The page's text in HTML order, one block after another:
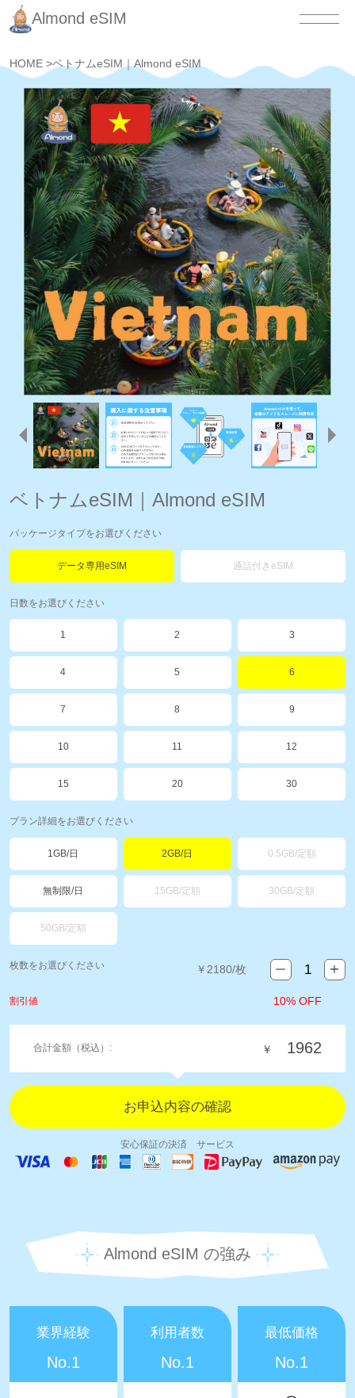
Almond eSIM
HOME >ベトナムeSIM｜Almond eSIM
ベトナムeSIM｜Almond eSIM
パッケージタイプをお選びください
データ専用eSIM 通話付きeSIM
日数をお選びください
1 2 3
4 5 6
7 8 9
10 11 12
15 20 30
プラン詳細をお選びください
1GB/日 2GB/日 0.5GB/定額
無制限/日 15GB/定額 30GB/定額
50GB/定額
枚数をお選びください ￥ 2180/枚
割引値 10% OFF
合計金額（税込）: ￥ 1962
安心保証の決済 サービス
Almond eSIM の強み
業界経験
No.1
利用者数
No.1
最低価格
No.1